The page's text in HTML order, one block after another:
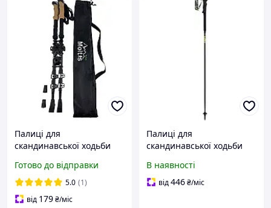
Палиці для
скандинавської ходьби
телескопічні, з 4 видами
насадок і чохлом Flip-Lock
Готово до відправки
5.0 (1)
від 179₴/міс
Палиці для
скандинавської ходьби
carbon/neonyellow - 120
cm
В наявності
від446₴/міс